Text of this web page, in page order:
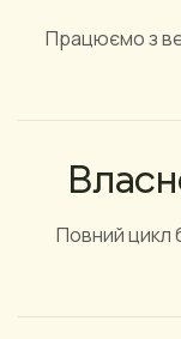
Працюємо з
Повний цикл